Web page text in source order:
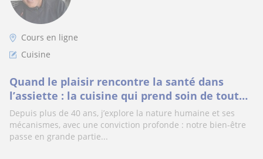
Cours en ligne
Cuisine
Quand le plaisir rencontre la santé dans
l’assiette : la cuisine qui prend soin de toute
la famille
Depuis plus de 40 ans, j’explore la nature humaine et ses
mécanismes, avec une conviction profonde : notre bien-être
passe en grande partie...